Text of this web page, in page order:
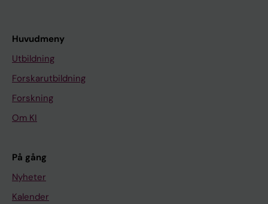
Huvudmeny
Utbildning
Forskarutbildning
Forskning
Om KI
På gång
Nyheter
Kalender